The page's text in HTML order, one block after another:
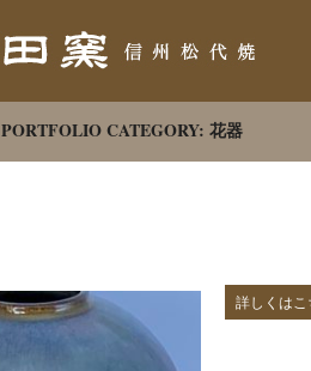
PORTFOLIO CATEGORY: 花器
詳しくはこ